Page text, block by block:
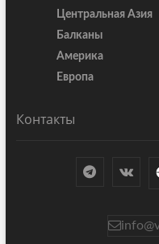
Центральная Азия
Балканы
Америка
Европа
Контакты